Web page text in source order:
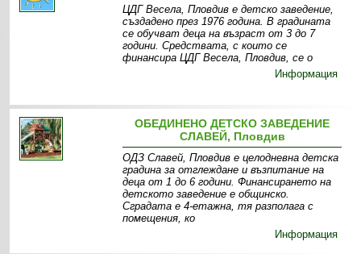
ЦДГ Весела, Пловдив е детско заведение,
създадено през 1976 година. В градината
се обучват деца на възраст от 3 до 7
години. Средствата, с които се
финансира ЦДГ Весела, Пловдив, се о
Информация
ОБЕДИНЕНО ДЕТСКО ЗАВЕДЕНИЕ
СЛАВЕЙ, Пловдив
ОДЗ Славей, Пловдив е целодневна детска
градина за отглеждане и възпитание на
деца от 1 до 6 години. Финансирането на
детското заведение е общинско.
Сградата е 4-етажна, тя разполага с
помещения, ко
Информация